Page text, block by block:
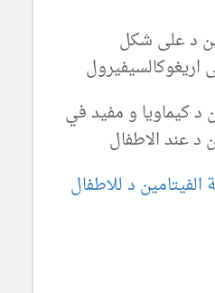
د على شكل
د كيماويا و مفيد في
د عند الاطفال
د للاطفال